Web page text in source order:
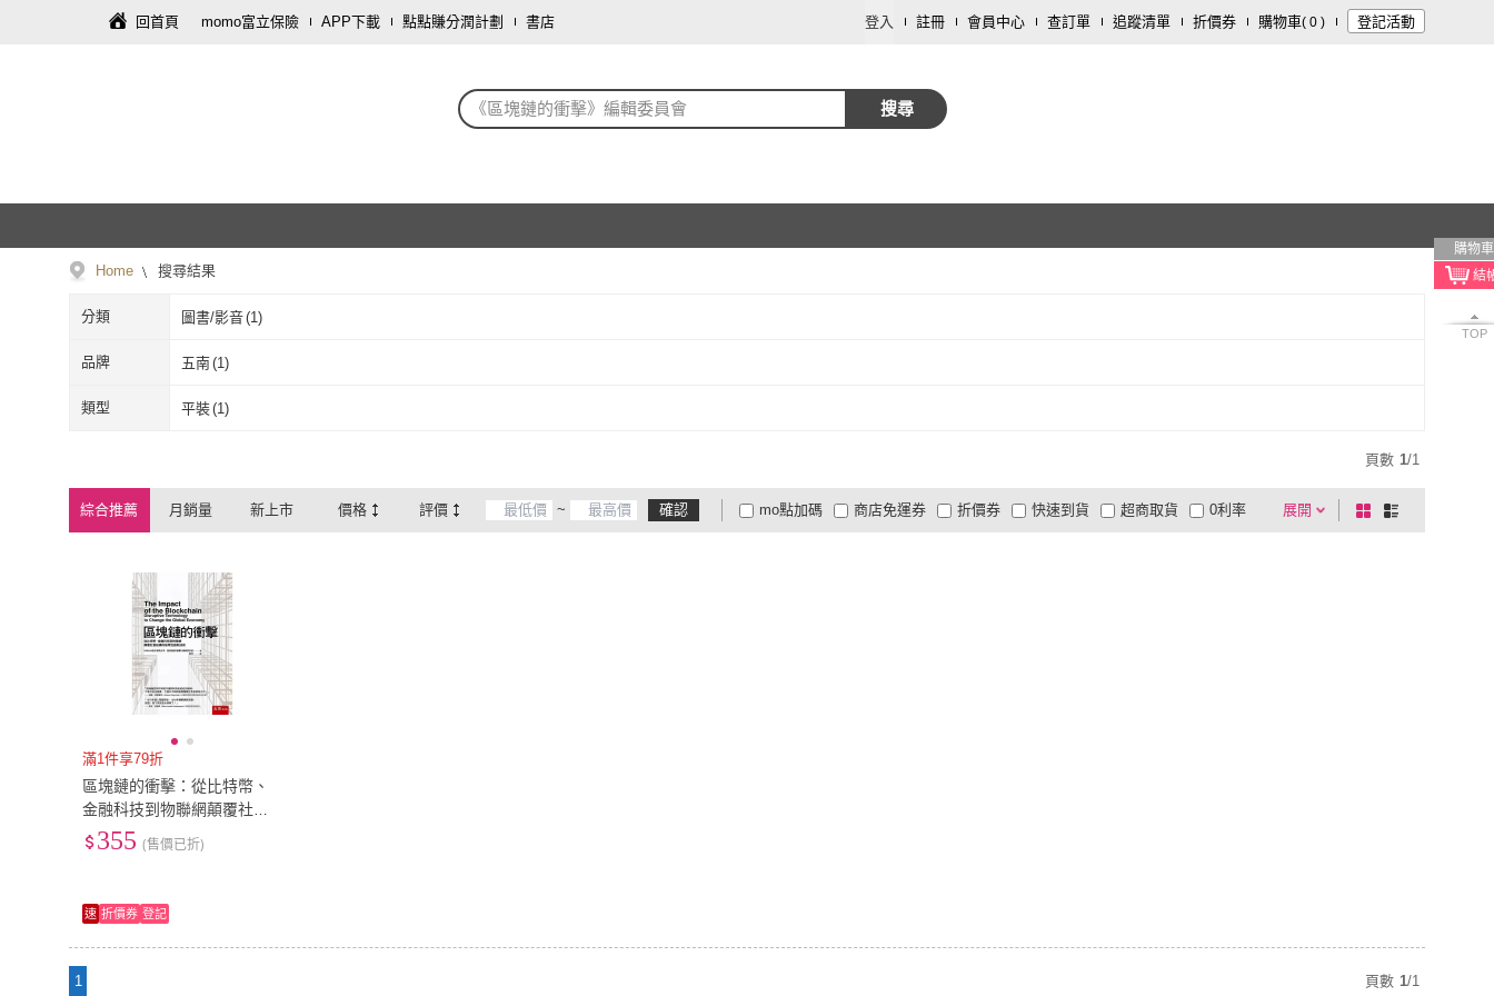
回首頁 momo富立保險 APP下載 點點賺分潤計劃 書店 登入 註冊 會員中心 查訂單 追蹤清單 折價券 購物車( 0 ) 登記活動
《區塊鏈的衝擊》編輯委員會 搜尋
購物車
TOP
Home 搜尋結果
分類 圖書/影音(1)
品牌 五南(1)
五南
類型 平裝(1)
頁數 1/1
綜合推薦 月銷量 新上市 價格 評價 ~ 確認 展開
折價券
有影片
商品有量 電視購物
mo點加碼 快速到貨 超商取貨
大家電安心配
大家電快配
商店免運券 0利率
棋
盤
列
滿1件享79折
區塊鏈的衝擊：從比特幣、
金融科技到物聯網顛覆社會
結構的破壞性創新技術
355 (售價已折)
速 折價券 登記
1 頁數 1/1